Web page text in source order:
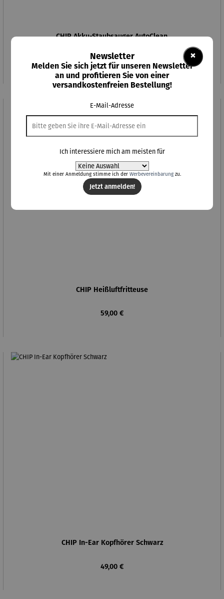
CHIP Akku-Staubsauger AutoClean
Regulärer Preis:
249,00 €
CHIP Heißluftfritteuse
Regulärer Preis:
59,00 €
CHIP In-Ear Kopfhörer Schwarz
Regulärer Preis:
49,00 €
×
Newsletter
Melden Sie sich jetzt für unseren Newsletter
an und profitieren Sie von einer
versandkostenfreien Bestellung!
E-Mail-Adresse
Ich interessiere mich am meisten für
Mit einer Anmeldung stimme ich der Werbevereinbarungzu.
Jetzt anmelden!